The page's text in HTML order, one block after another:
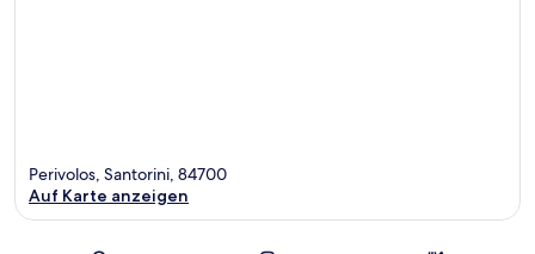
Perivolos, Santorini, 84700
Auf Karte anzeigen